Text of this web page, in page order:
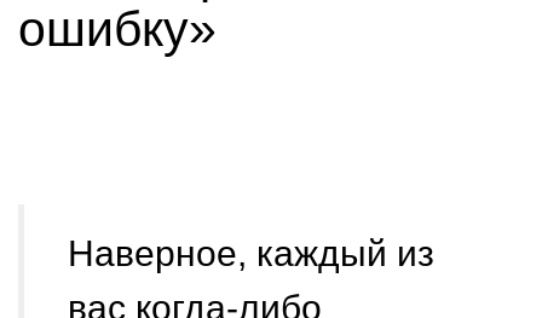
ошибку»
Наверное, каждый из
вас когда-либо